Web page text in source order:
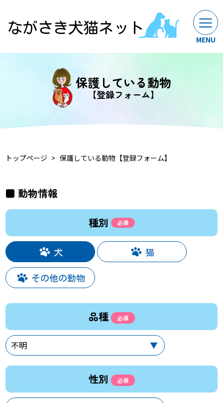
保護している動物
【登録フォーム】
トップページ 保護している動物【登録フォーム】
動物情報
種別
犬 猫
その他の動物
品種
性別